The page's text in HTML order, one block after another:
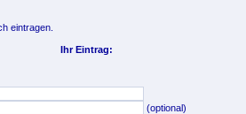
eintragen.
Ihr Eintrag:
(optional)